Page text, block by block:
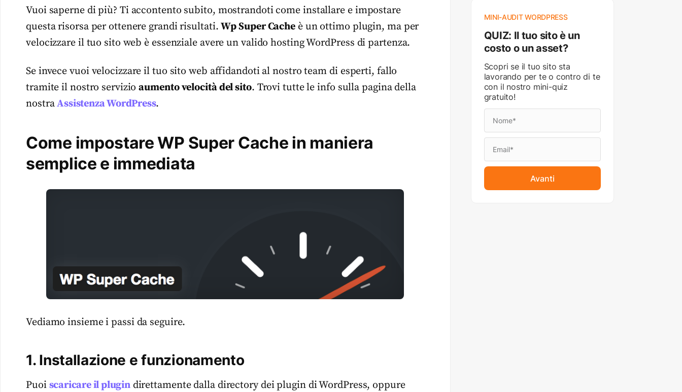
Vuoi saperne di più? Ti accontento subito, mostrandoti come installare e impostare
questa risorsa per ottenere grandi risultati.Wp Super Cache è un ottimo plugin, ma per
velocizzare il tuo sito web è essenziale avere un valido hosting WordPress di partenza.
Se invece vuoi velocizzare il tuo sito web affidandoti al nostro team di esperti, fallo
tramite il nostro servizioaumento velocità del sito. Trovi tutte le info sulla pagina della
nostraAssistenza WordPress.
Come impostare WP Super Cache in maniera
semplice e immediata
Vediamo insieme i passi da seguire.
1. Installazione e funzionamento
Puoi scaricare il plugindirettamente dalla directory dei plugin di WordPress, oppure
MINI-AUDIT WORDPRESS
QUIZ: Il tuo sito è un
costo o un asset?
Scopri se il tuo sito sta
lavorando per te o contro di te
con il nostro mini-quiz
gratuito!
Avanti